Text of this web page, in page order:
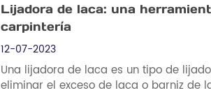
Lijadora de laca: una
carpintería
12-07-2023
Una lijadora de laca es un tipo de
eliminar el exceso de laca o barniz de